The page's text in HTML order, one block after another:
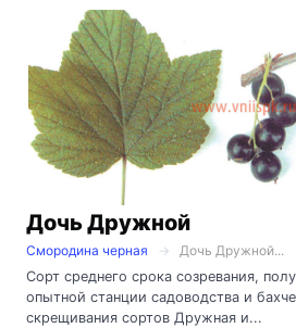
Дочь Дружной
Смородина черная
Дочь Дружной...
Сорт среднего срока созревания,
опытной станции садоводства и
скрещивания сортов Дружная и...